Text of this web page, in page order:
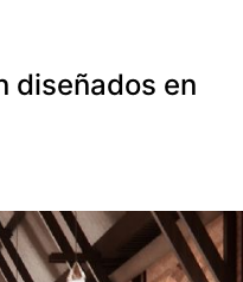
diseñados en